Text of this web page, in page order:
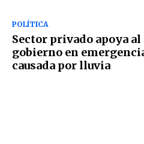
POLÍTICA
Sector privado apoya al
gobierno en
causada por lluvia